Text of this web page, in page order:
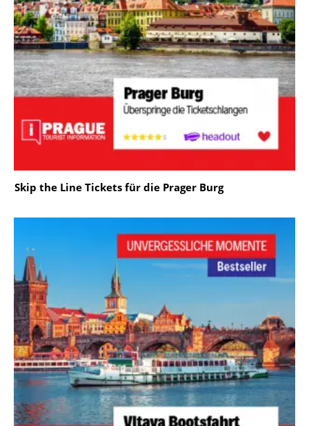
Skip the Line Tickets für die Prager Burg